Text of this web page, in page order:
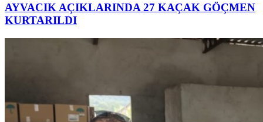
AYVACIK AÇIKLARINDA 27 KAÇAK GÖÇMEN
KURTARILDI